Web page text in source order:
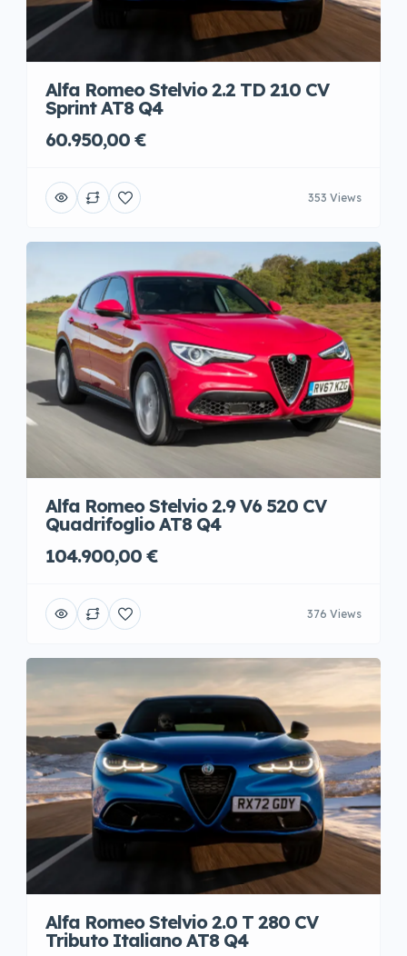
Alfa Romeo Stelvio 2.2 TD 210 CV
Sprint AT8 Q4
60.950,00 €
353 Views
Alfa Romeo Stelvio 2.9 V6 520 CV
Quadrifoglio AT8 Q4
104.900,00 €
376 Views
Alfa Romeo Stelvio 2.0 T 280 CV
Tributo Italiano AT8 Q4